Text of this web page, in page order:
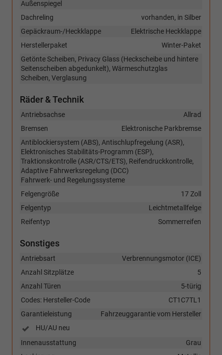
Außenspiegel
vorhanden, in Silber
Dachreling
Elektrische Heckklappe
Gepäckraum-/Heckklappe
Winter-Paket
Herstellerpaket
Getönte Scheiben, Privacy Glass (Heckscheibe und hintere
Seitenscheiben abgedunkelt), Wärmeschutzglas
Scheiben, Verglasung
Räder & Technik
Allrad
Antriebsachse
Elektronische Parkbremse
Bremsen
Antiblockiersystem (ABS), Antischlupfregelung (ASR),
Elektronisches Stabilitäts-Programm (ESP),
Traktionskontrolle (ASR/CTS/ETS), Reifendruckkontrolle,
Adaptive Fahrwerksregelung (DCC)
Fahrwerk- und Regelungssysteme
17 Zoll
Felgengröße
Leichtmetallfelge
Felgentyp
Sommerreifen
Reifentyp
Sonstiges
Verbrennungsmotor (ICE)
Antriebsart
5
Anzahl Sitzplätze
5-türig
Anzahl Türen
CT1C7TL1
Codes: Hersteller-Code
Fahrzeuggarantie vom Hersteller
Garantieleistung
HU/AU neu
Grau
Innenausstattung